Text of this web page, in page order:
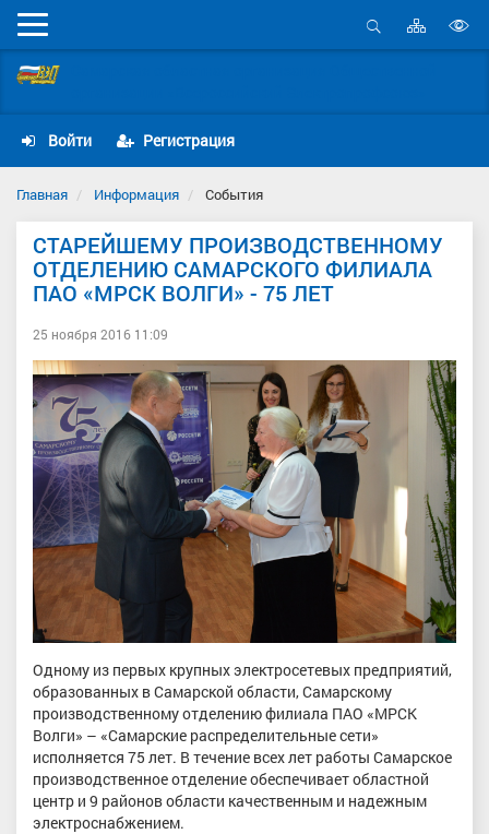
Мобильное
меню
Открыть
Карта
сайта
Войти Регистрация
Главная Информация События
СТАРЕЙШЕМУ ПРОИЗВОДСТВЕННОМУ
ОТДЕЛЕНИЮ САМАРСКОГО ФИЛИАЛА
ПАО «МРСК ВОЛГИ» - 75 ЛЕТ
25 ноября 2016 11:09
Одному из первых крупных электросетевых предприятий,
образованных в Самарской области, Самарскому
производственному отделению филиала ПАО «МРСК
Волги» – «Самарские распределительные сети»
исполняется 75 лет. В течение всех лет работы Самарское
производственное отделение обеспечивает областной
центр и 9 районов области качественным и надежным
электроснабжением.